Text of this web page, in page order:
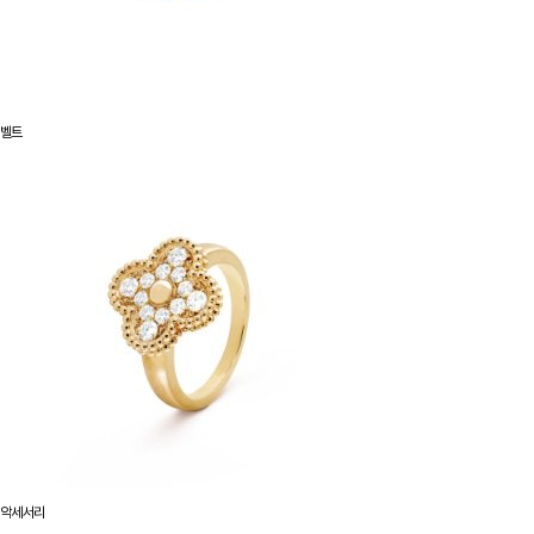
벨트
악세서리